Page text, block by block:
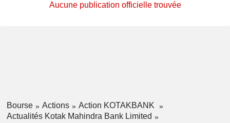
Aucune publication officielle trouvée
Bourse Actions
Action KOTAKBANK
Actualités Kotak Mahindra Bank Limited